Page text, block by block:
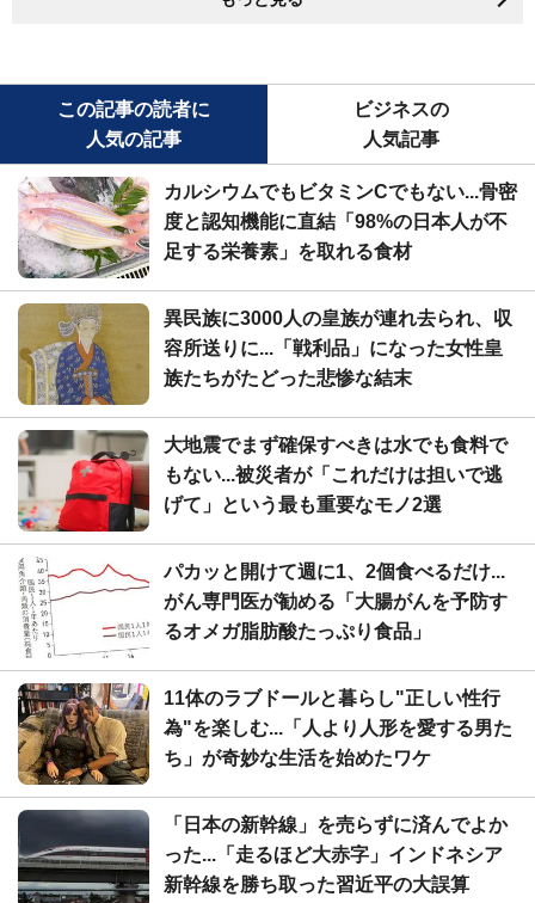
この記事の読者に
人気の記事
ビジネスの
人気記事
カルシウムでもビタミンCでもない...骨密
度と認知機能に直結「98%の日本人が不
足する栄養素」を取れる食材
異民族に3000人の皇族が連れ去られ、収
容所送りに...「戦利品」になった女性皇
族たちがたどった悲惨な結末
大地震でまず確保すべきは水でも食料で
もない...被災者が「これだけは担いで逃
げて」という最も重要なモノ2選
パカッと開けて週に1、2個食べるだけ...
がん専門医が勧める「大腸がんを予防す
るオメガ脂肪酸たっぷり食品」
11体のラブドールと暮らし"正しい性行
為"を楽しむ...「人より人形を愛する男た
ち」が奇妙な生活を始めたワケ
「日本の新幹線」を売らずに済んでよか
った...「走るほど大赤字」インドネシア
新幹線を勝ち取った習近平の大誤算